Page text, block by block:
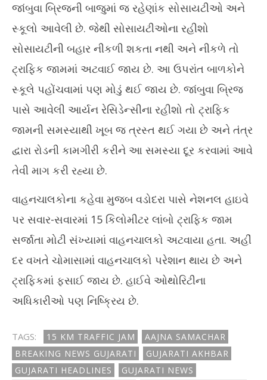
જાંબુવા બ્રિજની બાજુમાં જ રહેણાંક સોસાયટીઓ અને
સ્કૂલો આવેલી છે. જેથી સોસાયટીઓના રહીશો
સોસાયટીની બહાર નીકળી શકતા નથી અને નીકળે તો
ટ્રાફિક જામમાં અટવાઈ જાય છે. આ ઉપરાંત બાળકોને
સ્કૂલે પહોંચવામાં પણ મોડું થઈ જાય છે. જાંબુવા બ્રિજ
પાસે આવેલી આર્યન રેસિડેન્સીના રહીશો તો ટ્રાફિક
જામની સમસ્યાથી ખૂબ જ ત્રસ્ત થઈ ગયા છે અને તંત્ર
દ્વારા રોડની કામગીરી કરીને આ સમસ્યા દૂર કરવામાં આવે
તેવી માગ કરી રહ્યા છે.
વાહનચાલકોના કહેવા મુજબ વડોદરા પાસે નેશનલ હાઇવે
પર સવાર-સવારમાં 15 કિલોમીટર લાંબો ટ્રાફિક જામ
સર્જાતા મોટી સંખ્યામાં વાહનચાલકો અટવાયા હતા. અહીં
દર વખતે ચોમાસામાં વાહનચાલકો પરેશાન થાય છે અને
ટ્રાફિકમાં ફસાઈ જાય છે. હાઈવે ઓથોરિટીના
અધિકારીઓ પણ નિષ્ક્રિય છે.
TAGS: 15 KM TRAFFIC JAM
AAJNA SAMACHAR
BREAKING NEWS GUJARATI
GUJARATI AKHBAR
GUJARATI HEADLINES
GUJARATI NEWS